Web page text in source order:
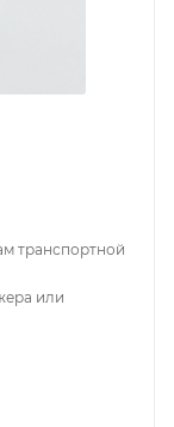
транспортной
или